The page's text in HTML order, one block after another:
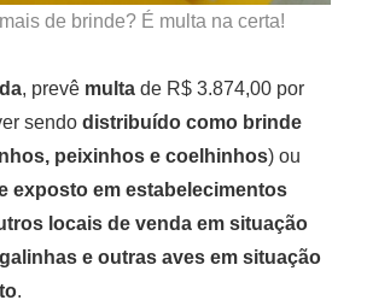
de brinde? É multa na certa!
, prevê multa de R$ 3.874,00 por
sendo distribuído como brinde
peixinhos e coelhinhos) ou
exposto em estabelecimentos
locais de venda em situação
galinhas e outras aves em situação
.